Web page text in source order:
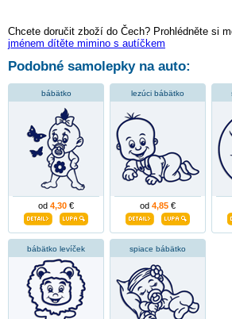
Chcete doručit zboží do Čech? Prohlédněte si
jménem dítěte mimino s autíčkem
Podobné samolepky na auto:
bábätko
od 4,30 €
lezúci bábätko
od 4,85 €
bábätko levíček spiace bábätko